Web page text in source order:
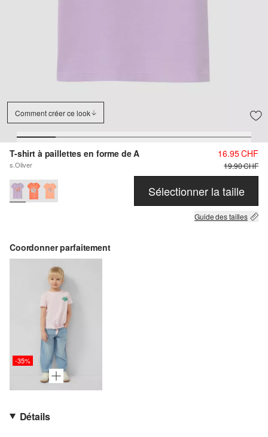
Comment créer ce look
T-shirt à paillettes en forme de A
s.Oliver
16.95 CHF
19.90 CHF
Sélectionner la taille
Guide des tailles
Coordonner parfaitement
-35%
Détails